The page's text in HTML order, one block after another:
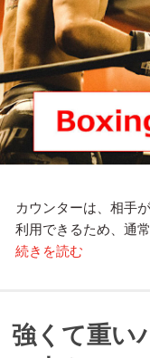
カウンターは、相手
利用できるため、通
続きを読む
強くて重い